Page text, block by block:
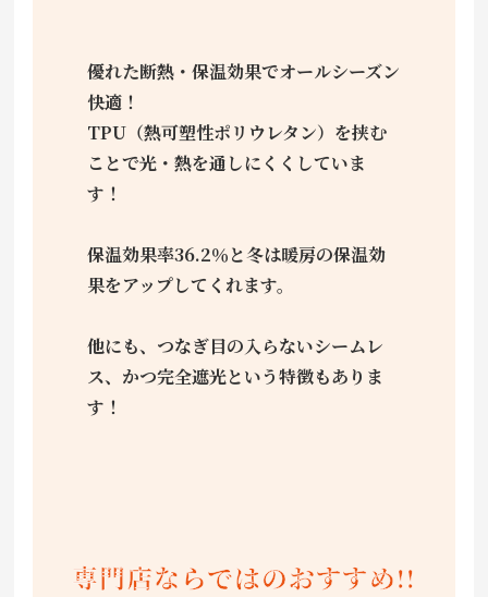
優れた断熱・保温効果でオールシーズン
快適！
TPU（熱可塑性ポリウレタン）を挟む
ことで光・熱を通しにくくしていま
す！
保温効果率36.2％と冬は暖房の保温効
果をアップしてくれます。
他にも、つなぎ目の入らないシームレ
ス、かつ完全遮光という特徴もありま
す！
専門店ならではのおすすめ!!